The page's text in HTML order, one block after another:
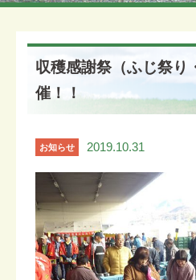
収穫感謝祭（ふじ祭り
催！！
お知らせ 2019.10.31